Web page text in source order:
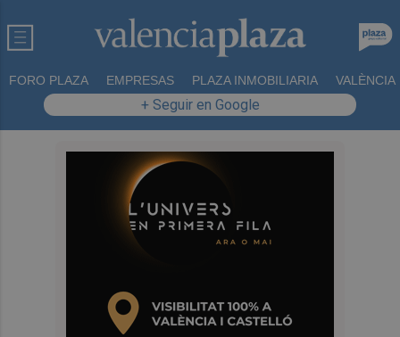
FORO PLAZA EMPRESAS PLAZA INMOBILIARIA VALÈNCIA
+ Seguir en Google